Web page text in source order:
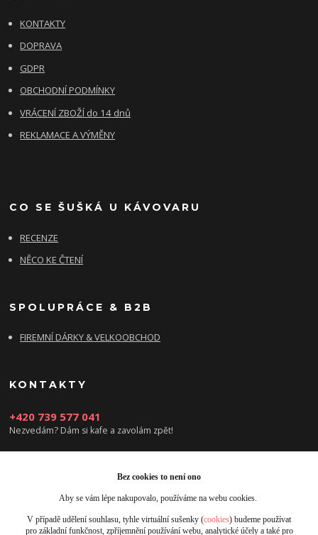
KONTAKTY
DOPRAVA
GDPR
OBCHODNÍ PODMÍNKY
VRÁCENÍ ZBOŽÍ do 14 dnů
REKLAMACE A VÝMĚNY
CO SE ŠUŠKÁ U KÁVOVARU
RECENZE
NĚCO KE ČTENÍ
SPOLUPRÁCE & B2B
FIREMNÍ DÁRKY & VELKOOBCHOD
KONTAKTY
+420 739 577 041
Nezvedám? Dám si kafe a zavolám zpět!
info@damsikafe.cz
Bez cookies to není ono
Aby se vám lépe nakupovalo, používáme na webu cookies.
V případě udělení souhlasu, tyhle virtuální sušenky (cookies) budeme používat
pro základní funkčnost, zpříjemnění používání webu, analytické účely a také pro